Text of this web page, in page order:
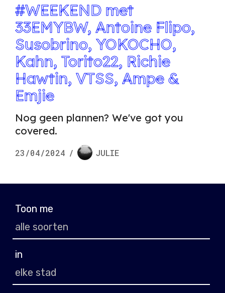
#WEEKEND met
33EMYBW, Antoine Flipo,
Susobrino, YOKOCHO,
Kahn, Torito22, Richie
Hawtin, VTSS, Ampe &
Emjie
Nog geen plannen? We've got you
covered.
23/04/2024 / JULIE
Toon me
in